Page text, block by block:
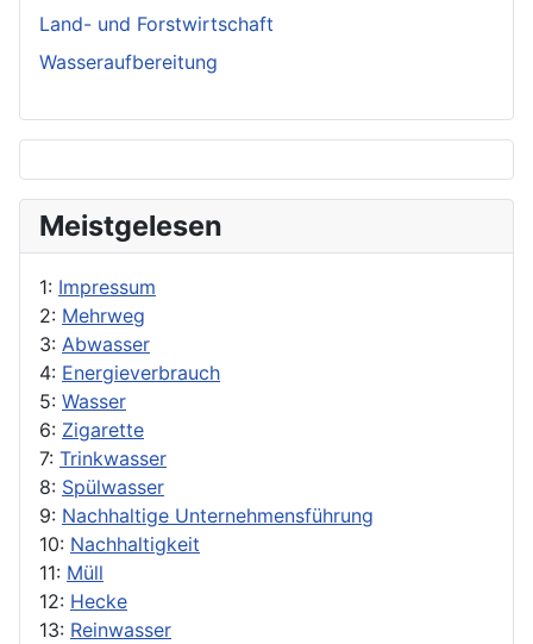
Land- und Forstwirtschaft
Wasseraufbereitung
Meistgelesen
1: Impressum
2: Mehrweg
3: Abwasser
4: Energieverbrauch
5: Wasser
6: Zigarette
7: Trinkwasser
8: Spülwasser
9: Nachhaltige Unternehmensführung
10: Nachhaltigkeit
11: Müll
12: Hecke
13: Reinwasser